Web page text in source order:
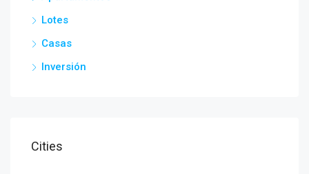
Lotes
Casas
Inversión
Cities